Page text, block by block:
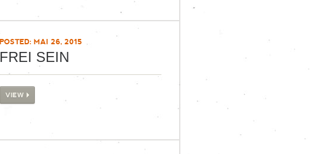
POSTED: MAI 26, 2015
FREI SEIN
VIEW